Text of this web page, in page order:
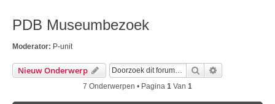
PDB Museumbezoek
Moderator: P-unit
Nieuw Onderwerp Zoek
7 Onderwerpen • Pagina 1 Van 1